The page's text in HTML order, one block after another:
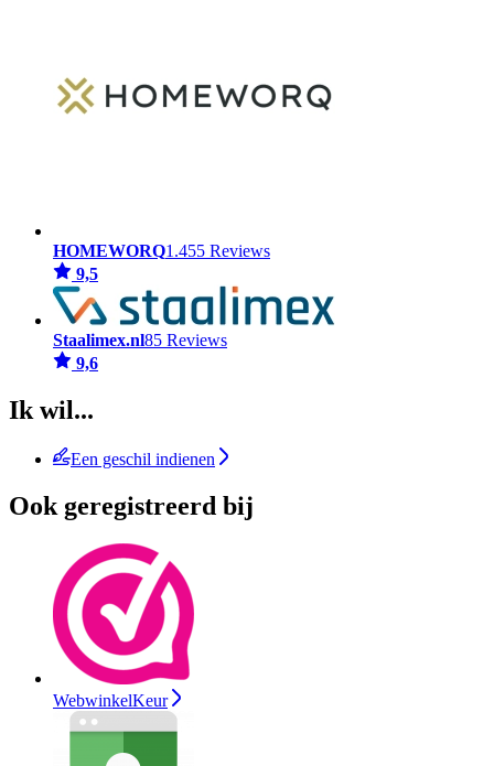
HOMEWORQ1.455 Reviews
9,5
Staalimex.nl85 Reviews
9,6
Ik wil...
Een geschil indienen
Ook geregistreerd bij
WebwinkelKeur